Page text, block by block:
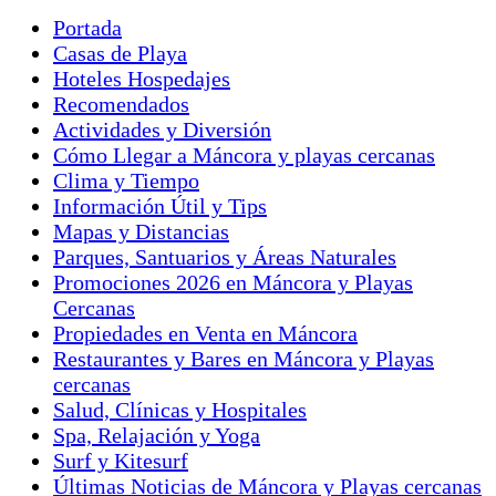
información contacta a Whatsapp: +51 946 190 306.
Portada
Casas de Playa
Hoteles Hospedajes
Recomendados
Actividades y Diversión
Cómo Llegar a Máncora y playas cercanas
Clima y Tiempo
Información Útil y Tips
Mapas y Distancias
Parques, Santuarios y Áreas Naturales
Promociones 2026 en Máncora y Playas
Cercanas
Propiedades en Venta en Máncora
Restaurantes y Bares en Máncora y Playas
cercanas
Salud, Clínicas y Hospitales
Spa, Relajación y Yoga
Surf y Kitesurf
Últimas Noticias de Máncora y Playas cercanas